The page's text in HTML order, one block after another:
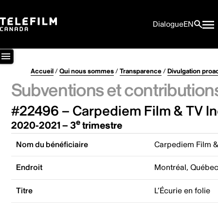
DialogueEN
Accueil/Qui nous sommes/Transparence/Divulgation
Subventions et
#22496 – Carpediem Film & TV
2020-2021 – 3etrimestre
Nom du bénéficiaire Carpediem Film
Endroit Montréal,
Titre L’Écurie en folie